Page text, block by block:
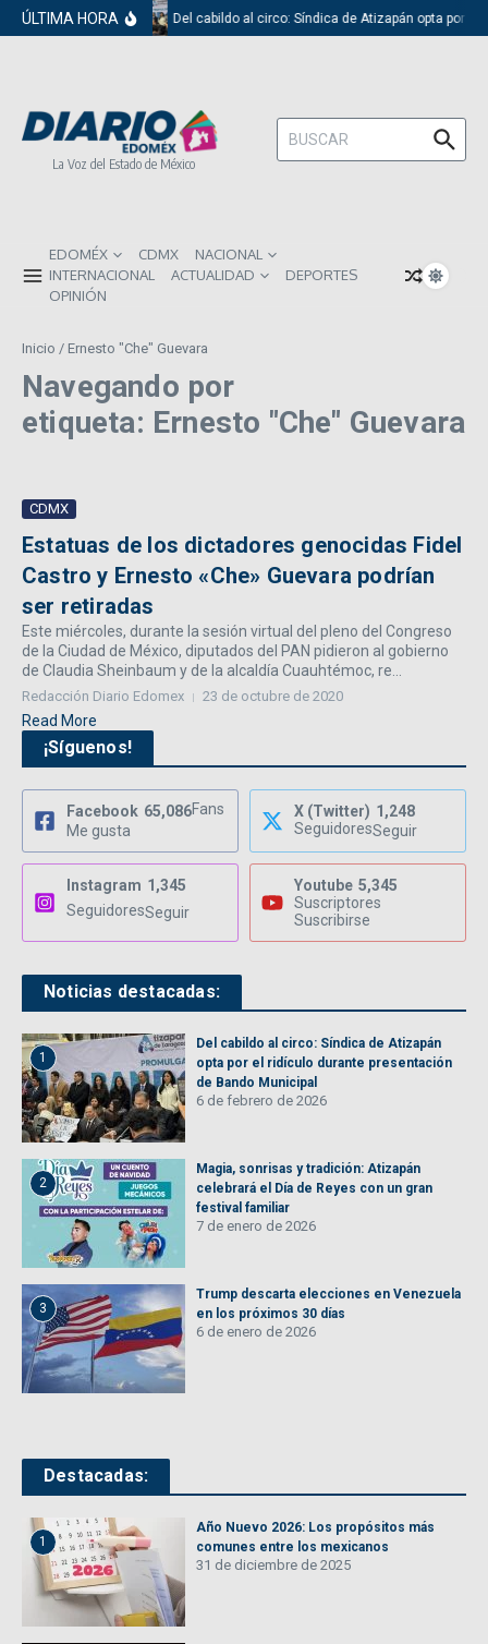
Saltar al contenido
ÚLTIMA HORA Del cabildo al circo: Síndica de Atizapán opta por
La Voz del Estado de México
Buscar:
EDOMÉX CDMX
NACIONAL
INTERNACIONAL
ACTUALIDAD
DEPORTES
OPINIÓN
Inicio / Ernesto "Che" Guevara
Navegando por
etiqueta: Ernesto "Che" Guevara
CDMX
Estatuas de los dictadores genocidas Fidel
Castro y Ernesto «Che» Guevara podrían
ser retiradas
Este miércoles, durante la sesión virtual del pleno del Congreso
de la Ciudad de México, diputados del PAN pidieron al gobierno
de Claudia Sheinbaum y de la alcaldía Cuauhtémoc, re...
Redacción Diario Edomex 23 de octubre de 2020
Read More
¡Síguenos!
Facebook 65,086Fans
Me gusta
X (Twitter) 1,248
SeguidoresSeguir
Instagram 1,345
SeguidoresSeguir
Youtube 5,345
Suscriptores
Suscribirse
Noticias destacadas:
1
Del cabildo al circo: Síndica de Atizapán
opta por el ridículo durante presentación
de Bando Municipal
6 de febrero de 2026
2
Magia, sonrisas y tradición: Atizapán
celebrará el Día de Reyes con un gran
festival familiar
7 de enero de 2026
3
Trump descarta elecciones en Venezuela
en los próximos 30 días
6 de enero de 2026
Destacadas:
1
Año Nuevo 2026: Los propósitos más
comunes entre los mexicanos
31 de diciembre de 2025